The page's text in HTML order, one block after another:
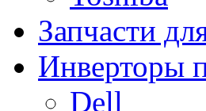
Запчасти
Инверторы
Dell